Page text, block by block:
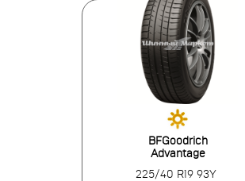
BFGoodrich
Advantage
225/40 R19 93Y